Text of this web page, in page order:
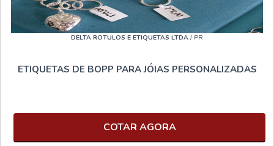
DELTA ROTULOS E ETIQUETAS LTDA / PR
ETIQUETAS DE BOPP PARA JÓIAS PERSONALIZADAS
COTAR AGORA